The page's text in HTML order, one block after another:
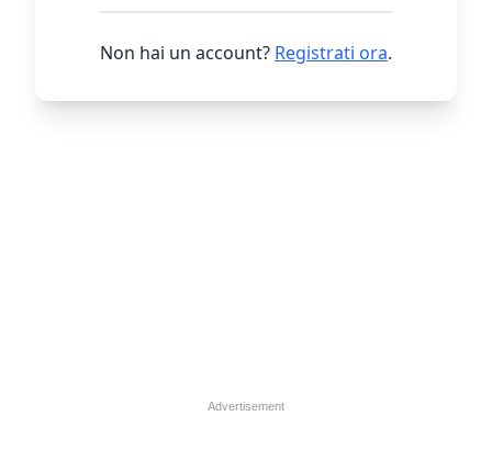
Non hai un account? Registrati ora.